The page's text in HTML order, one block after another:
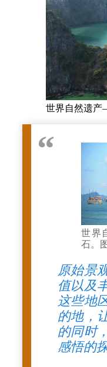
世界自然遗
世界
石。
原始景
值以及
这些地
的地，
的同时
感悟的